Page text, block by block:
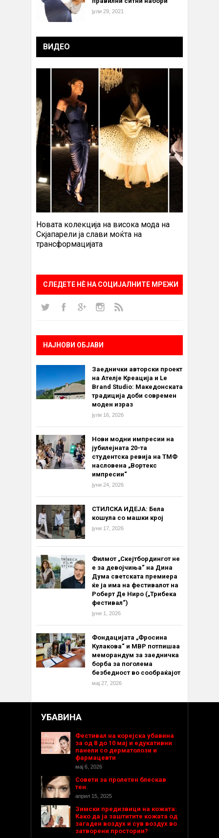
јули 29, 2021
ВИДЕО
Новата колекција на висока мода на
Скјапарели ја слави моќта на
трансформацијата
СЛЕДЕТЕ НÈ НА СОЦИЈАЛНИТЕ МРЕЖИ
НАЈНОВИ ОБЈАВИ
Заеднички авторски проект
на Ателје Креација и Le
Brand Studio: Македонската
традиција доби современ
моден израз
јули 16, 2026
Нови модни импресии на
јубилејната 20-та
студентска ревија на ТМФ
насловена „Вортекс
импресии“
јуни 24, 2026
СТИЛСКА ИДЕЈА: Бела
кошула со машки крој
јуни 17, 2026
Филмот „Скејтбордингот не
е за девојчиња“ на Дина
Дума светската премиера
ќе ја има на фестивалот на
Роберт Де Ниро („Трибека
фестивал“)
јуни 1, 2026
Фондацијата „Фросина
Кулакова“ и МВР потпишаа
меморандум за заедничка
борба за поголема
безбедност во сообраќајот
мај 27, 2026
УБАВИНА
Фестивал на корејска убавина
за од 8 до 10 мај и едукативни
панели со дерматолози и
фармацевти
мај 6, 2026
Совети за пролетен блескав
тен
април 15, 2025
Зимски предизвици на кожата:
Како да ја заштитите кожата од
загаден воздух и сув воздух во
затворени простории?